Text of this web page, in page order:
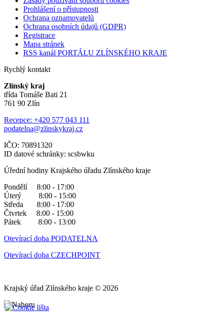
Prohlášení o přístupnosti
Ochrana oznamovatelů
Ochrana osobních údajů (GDPR)
Registrace
Mapa stránek
RSS kanál PORTÁLU ZLÍNSKÉHO KRAJE
Rychlý kontakt
Zlínský kraj
třída Tomáše Bati 21
761 90 Zlín
Recepce: +420 577 043 111
podatelna@zlinskykraj.cz
IČO: 70891320
ID datové schránky: scsbwku
Úřední hodiny Krajského úřadu Zlínského kraje
Pondělí 8:00 - 17:00
Úterý 8:00 - 15:00
Středa 8:00 - 17:00
Čtvrtek 8:00 - 15:00
Pátek 8:00 - 13:00
Otevírací doba PODATELNA
Otevírací doba CZECHPOINT
Krajský úřad Zlínského kraje © 2026